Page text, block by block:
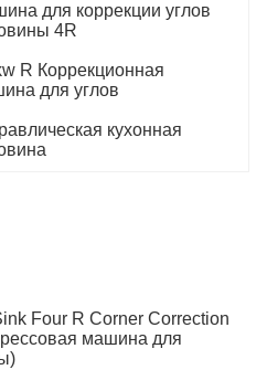
для коррекции углов
4R
R Коррекционная
для углов
кухонная
Four R Corner Correction
машина для